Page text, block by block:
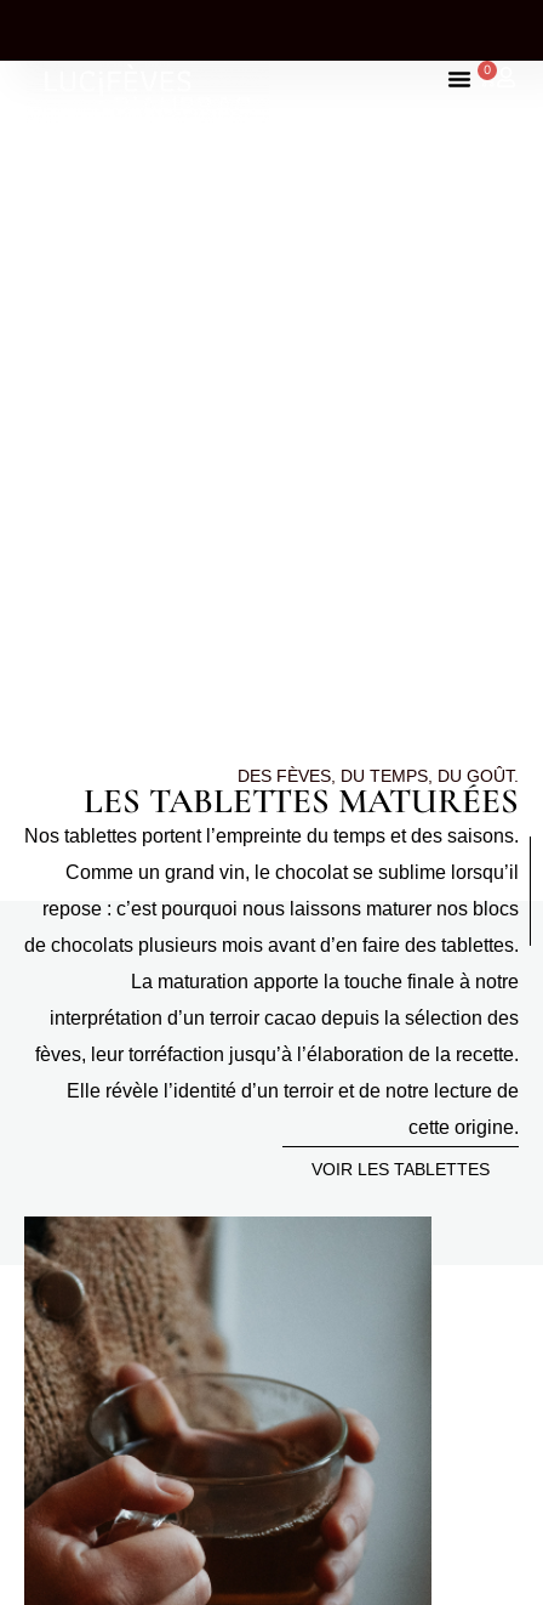
0
DES FÈVES, DU TEMPS, DU GOÛT.
LES TABLETTES MATURÉES
Nos tablettes portent l’empreinte du temps et des saisons.
Comme un grand vin, le chocolat se sublime lorsqu’il
repose : c’est pourquoi nous laissons maturer nos blocs
de chocolats plusieurs mois avant d’en faire des tablettes.
La maturation apporte la touche finale à notre
interprétation d’un terroir cacao depuis la sélection des
fèves, leur torréfaction jusqu’à l’élaboration de la recette.
Elle révèle l’identité d’un terroir et de notre lecture de
cette origine.
VOIR LES TABLETTES